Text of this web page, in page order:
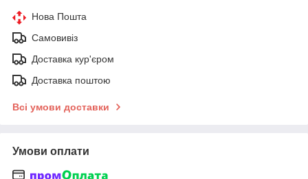
Нова Пошта
Самовивіз
Доставка кур'єром
Доставка поштою
Всі умови доставки
Умови оплати